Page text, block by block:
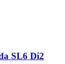
SL6 Di2